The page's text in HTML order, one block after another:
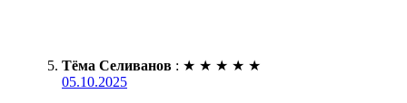
Тёма Селиванов : ★ ★ ★ ★ ★
05.10.2025